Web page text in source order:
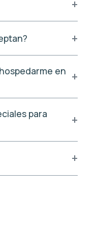
en
para